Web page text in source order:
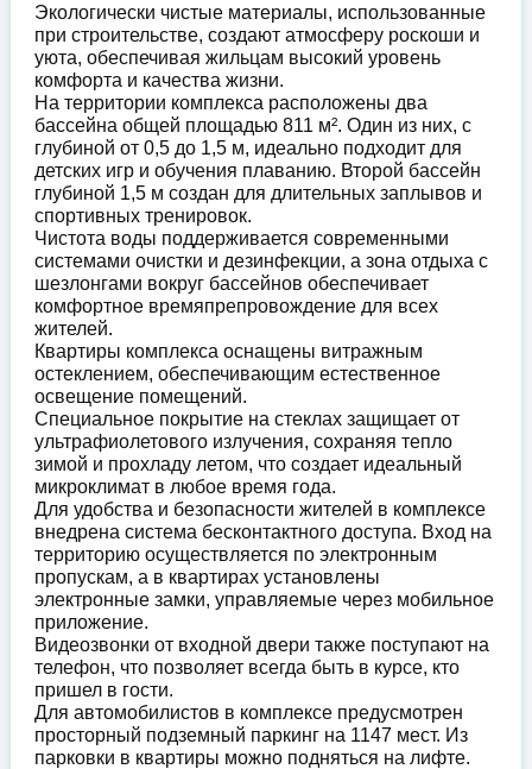
Экологически чистые материалы, использованные
при строительстве, создают атмосферу роскоши и
уюта, обеспечивая жильцам высокий уровень
комфорта и качества жизни.
На территории комплекса расположены два
бассейна общей площадью 811 м². Один из них, с
глубиной от 0,5 до 1,5 м, идеально подходит для
детских игр и обучения плаванию. Второй бассейн
глубиной 1,5 м создан для длительных заплывов и
спортивных тренировок.
Чистота воды поддерживается современными
системами очистки и дезинфекции, а зона отдыха с
шезлонгами вокруг бассейнов обеспечивает
комфортное времяпрепровождение для всех
жителей.
Квартиры комплекса оснащены витражным
остеклением, обеспечивающим естественное
освещение помещений.
Специальное покрытие на стеклах защищает от
ультрафиолетового излучения, сохраняя тепло
зимой и прохладу летом, что создает идеальный
микроклимат в любое время года.
Для удобства и безопасности жителей в комплексе
внедрена система бесконтактного доступа. Вход на
территорию осуществляется по электронным
пропускам, а в квартирах установлены
электронные замки, управляемые через мобильное
приложение.
Видеозвонки от входной двери также поступают на
телефон, что позволяет всегда быть в курсе, кто
пришел в гости.
Для автомобилистов в комплексе предусмотрен
просторный подземный паркинг на 1147 мест. Из
парковки в квартиры можно подняться на лифте.